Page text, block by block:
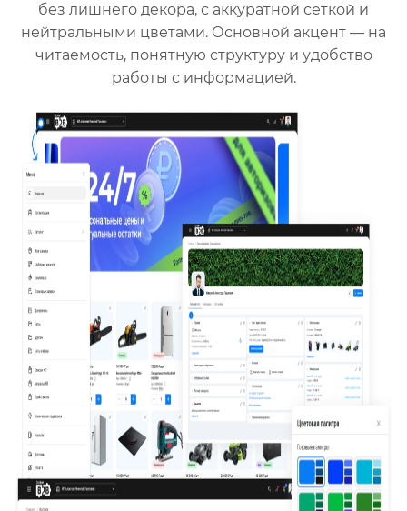
без лишнего декора, с аккуратной сеткой и
нейтральными цветами. Основной акцент — на
читаемость, понятную структуру и удобство
работы с информацией.